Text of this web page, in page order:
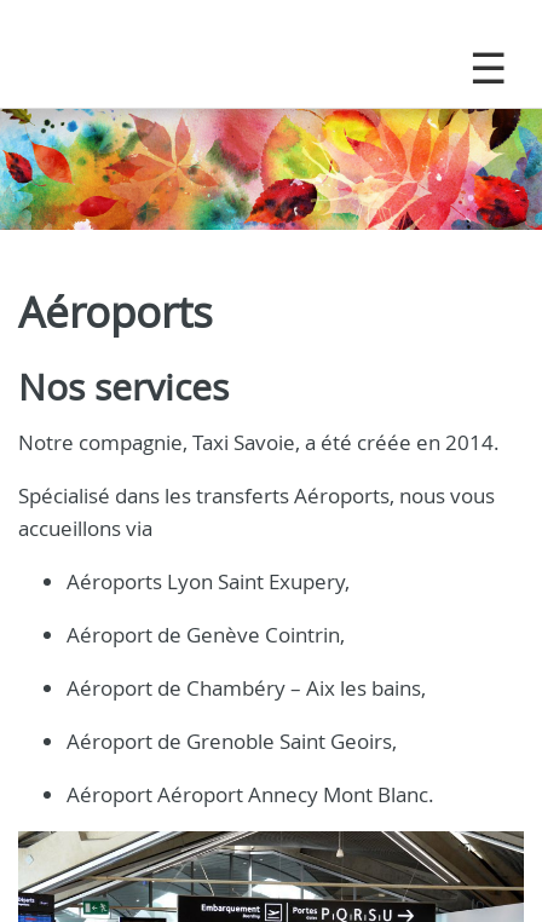
Aéroports
Nos services
Notre compagnie, Taxi Savoie, a été créée en 2014.
Spécialisé dans les transferts Aéroports, nous vous
accueillons via
Aéroports Lyon Saint Exupery,
Aéroport de Genève Cointrin,
Aéroport de Chambéry – Aix les bains,
Aéroport de Grenoble Saint Geoirs,
Aéroport Aéroport Annecy Mont Blanc.